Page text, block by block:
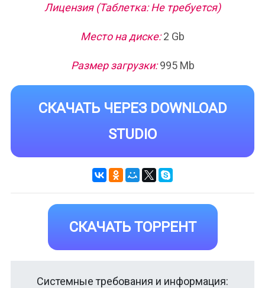
Лицензия (Таблетка: Не требуется)
Место на диске:2 Gb
Размер загрузки:995 Mb
СКАЧАТЬ ЧЕРЕЗ DOWNLOAD
STUDIO
СКАЧАТЬ ТОРРЕНТ
Системные требования и информация: